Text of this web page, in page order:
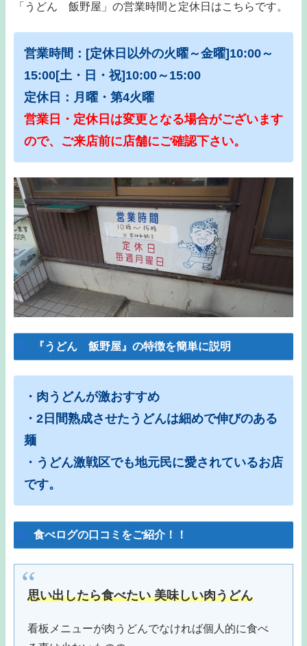
「うどん 飯野屋」の営業時間と定休日はこちらです。
営業時間：[定休日以外の火曜～金曜]10:00～
15:00[土・日・祝]10:00～15:00
定休日：月曜・第4火曜
営業日・定休日は変更となる場合がございます
ので、ご来店前に店舗にご確認下さい。
『うどん 飯野屋』の特徴を簡単に説明
・肉うどんが激おすすめ
・2日間熟成させたうどんは細めで伸びのある
麺
・うどん激戦区でも地元民に愛されているお店
です。
食べログの口コミをご紹介！！
思い出したら食べたい 美味しい肉うどん
看板メニューが肉うどんでなければ個人的に食べ